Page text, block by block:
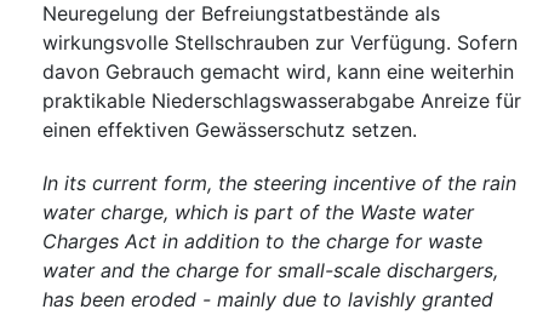
Neuregelung der Befreiungstatbestände als
wirkungsvolle Stellschrauben zur Verfügung. Sofern
davon Gebrauch gemacht wird, kann eine weiterhin
praktikable Niederschlagswasserabgabe Anreize für
einen effektiven Gewässerschutz setzen.
In its current form, the steering incentive of the rain
water charge, which is part of the Waste water
Charges Act in addition to the charge for waste
water and the charge for small-scale dischargers,
has been eroded - mainly due to lavishly granted